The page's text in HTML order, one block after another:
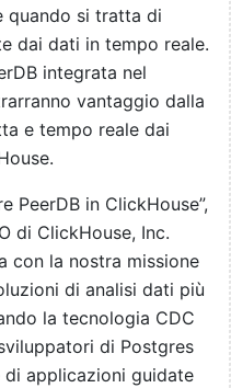
quando si tratta di
dai dati in tempo reale.
integrata nel
vantaggio dalla
e tempo reale dai
PeerDB in ClickHouse”,
di ClickHouse, Inc.
con la nostra missione
di analisi dati più
la tecnologia CDC
di Postgres
applicazioni guidate